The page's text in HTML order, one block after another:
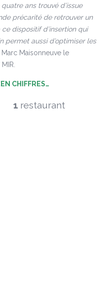
ans trouvé d’issue
précarité de retrouver un
dispositif d’insertion qui
permet aussi d’optimiser les
Maisonneuve le
EN CHIFFRES…
1 restaurant